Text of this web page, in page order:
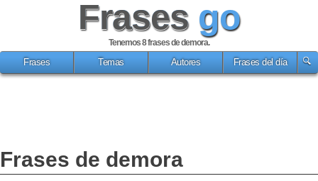
Frases go
Tenemos 8frases de demora.
Frases
Temas Autores Frases del día
Frases de demora